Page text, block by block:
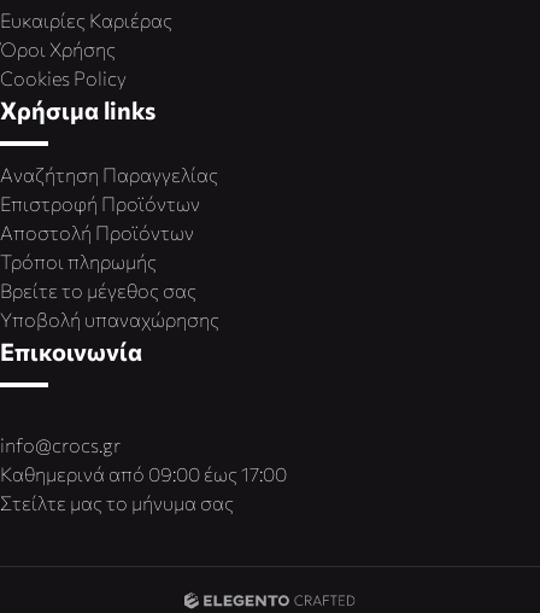
Ευκαιρίες Καριέρας
Όροι Χρήσης
Cookies Policy
Χρήσιμα links
Αναζήτηση Παραγγελίας
Επιστροφή Προϊόντων
Αποστολή Προϊόντων
Τρόποι πληρωμής
Βρείτε το μέγεθος σας
Υποβολή υπαναχώρησης
Επικοινωνία
info@crocs.gr
Καθημερινά από 09:00 έως 17:00
Στείλτε μας το μήνυμα σας